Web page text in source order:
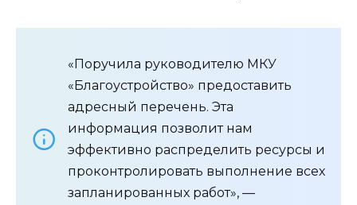
«Поручила руководителю МКУ
«Благоустройство» предоставить
адресный перечень. Эта
информация позволит нам
эффективно распределить ресурсы и
проконтролировать выполнение всех
запланированных работ», —